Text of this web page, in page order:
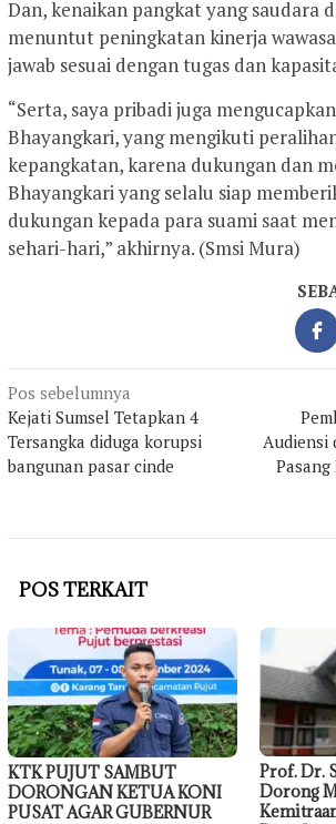
Dan, kenaikan pangkat yang saudara
menuntut peningkatan kinerja
jawab sesuai dengan tugas dan
“Serta, saya pribadi juga
Bhayangkari, yang mengikuti
kepangkatan, karena dukungan dan
Bhayangkari yang selalu siap
dukungan kepada para suami saat
sehari-hari,” akhirnya. (Smsi Mura)
Navigasi
pos
Pos sebelumnya
Kejati Sumsel Tetapkan 4
Tersangka diduga korupsi
bangunan pasar cinde
Audiensi
POS TERKAIT
KTK PUJUT SAMBUT
DORONGAN KETUA KONI
PUSAT AGAR GUBERNUR
Prof. Dr.
Dorong